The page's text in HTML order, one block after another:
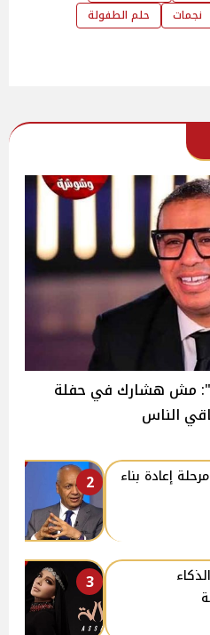
نجمات
حلم الطفولة
مش هشارك في حفلة
الناس
2
إعادة بناء
3